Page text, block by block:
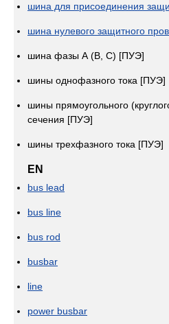
шина для присоединения
шина нулевого защитного
шина фазы А (B, C) [ПУЭ]
шины однофазного тока [ПУЭ]
шины прямоугольного
сечения [ПУЭ]
шины трехфазного тока [ПУЭ]
EN
bus lead
bus line
bus rod
busbar
line
power busbar